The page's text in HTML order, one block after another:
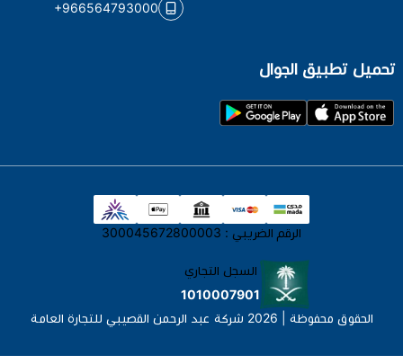
+966564793000
تحميل تطبيق الجوال
الحقوق محفوظة | 2026 شركة عبد الرحمن القصيبي للتجارة العامة
السجل التجاري
1010007901
الرقم الضريبي : 300045672800003